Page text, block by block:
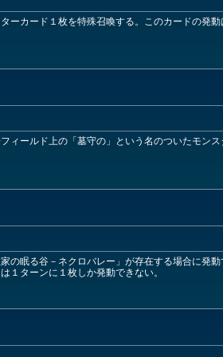
ーカード１枚を特殊召喚する。このカードの発
ィールド上の「墓守の」という名のついたモン
の眠る谷－ネクロバレー」が存在する場合に発
１ターンに１枚しか発動できない。